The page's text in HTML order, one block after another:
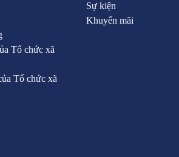
Tổ chức xã
Tổ chức xã
Sự kiện
Khuyến mãi